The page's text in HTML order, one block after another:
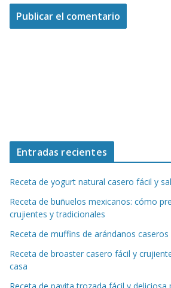
Entradas recientes
Receta de yogurt natural casero fácil y
Receta de buñuelos mexicanos: cómo
crujientes y tradicionales
Receta de muffins de arándanos
Receta de broaster casero fácil y
casa